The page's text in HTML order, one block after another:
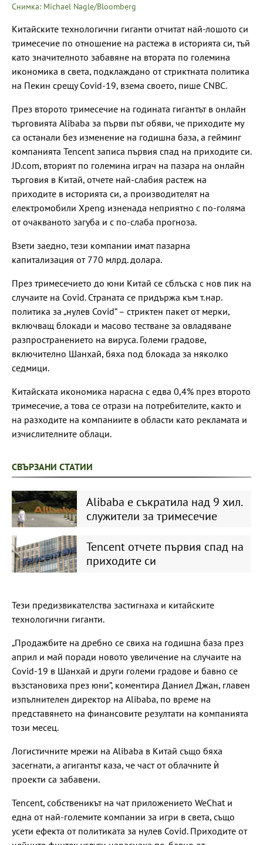
Снимка: Michael Nagle/Bloomberg
Китайските технологични гиганти отчитат най-лошото си
тримесечие по отношение на растежа в историята си, тъй
като значителното забавяне на втората по големина
икономика в света, подклаждано от стриктната политика
на Пекин срещу Covid-19, взема своето, пише CNBC.
През второто тримесечие на годината гигантът в онлайн
търговията Alibaba за първи път обяви, че приходите му
са останали без изменение на годишна база, а гейминг
компанията Tencent записа първия спад на приходите си.
JD.com, вторият по големина играч на пазара на онлайн
търговия в Китай, отчете най-слабия растеж на
приходите в историята си, а производителят на
електромобили Xpeng изненада неприятно с по-голяма
от очакваното загуба и с по-слаба прогноза.
Взети заедно, тези компании имат пазарна
капитализация от 770 млрд. долара.
През тримесечието до юни Китай се сблъска с нов пик на
случаите на Covid. Страната се придържа към т.нар.
политика за „нулев Covid” – стриктен пакет от мерки,
включващ блокади и масово тестване за овладяване
разпространението на вируса. Големи градове,
включително Шанхай, бяха под блокада за няколко
седмици.
Китайската икономика нарасна с едва 0,4% през второто
тримесечие, а това се отрази на потребителите, както и
на разходите на компаниите в области като рекламата и
изчислителните облаци.
СВЪРЗАНИ СТАТИИ
Alibaba е съкратила над 9 хил.
служители за тримесечие
Tencent отчете първия спад на
приходите си
Тези предизвикателства застигнаха и китайските
технологични гиганти.
„Продажбите на дребно се свиха на годишна база през
април и май поради новото увеличение на случаите на
Covid-19 в Шанхай и други големи градове и бавно се
възстановиха през юни“, коментира Даниел Джан, главен
изпълнителен директор на Alibaba, по време на
представянето на финансовите резултати на компанията
този месец.
Логистичните мрежи на Alibaba в Китай също бяха
засегнати, а агигантът каза, че част от облачните ѝ
проекти са забавени.
Tencent, собственикът на чат приложението WeChat и
една от най-големите компании за игри в света, също
усети ефекта от политиката за нулев Covid. Приходите от